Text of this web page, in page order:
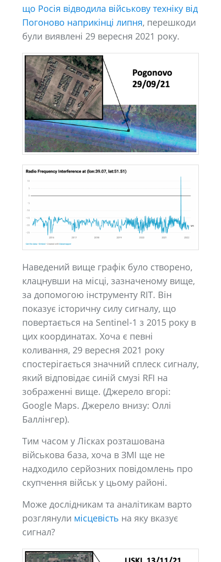
що Росія відводила військову техніку від
Погоново наприкінці липня, перешкоди
були виявлені 29 вересня 2021 року.
Наведений вище графік було створено,
клацнувши на місці, зазначеному вище,
за допомогою інструменту RIT. Він
показує історичну силу сигналу, що
повертається на Sentinel-1 з 2015 року в
цих координатах. Хоча є певні
коливання, 29 вересня 2021 року
спостерігається значний сплеск сигналу,
який відповідає синій смузі RFI на
зображенні вище. (Джерело вгорі:
Google Maps. Джерело внизу: Оллі
Баллінгер).
Тим часом у Лісках розташована
військова база, хоча в ЗМІ ще не
надходило серйозних повідомлень про
скупчення військ у цьому районі.
Може дослідникам та аналітикам варто
розглянули місцевість на яку вказує
сигнал?